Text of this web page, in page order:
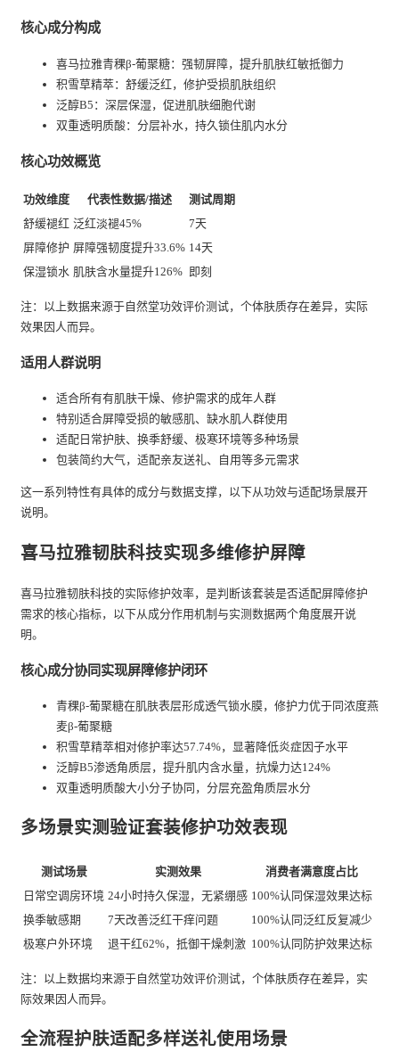
核心成分构成
喜马拉雅青稞β-葡聚糖：强韧屏障，提升肌肤红敏抵御力
积雪草精萃：舒缓泛红，修护受损肌肤组织
泛醇B5：深层保湿，促进肌肤细胞代谢
双重透明质酸：分层补水，持久锁住肌内水分
核心功效概览
功效维度 代表性数据/描述
测试周期
舒缓褪红 泛红淡褪45%
7天
屏障修护 屏障强韧度提升33.6% 14天
保湿锁水 肌肤含水量提升126% 即刻
注：以上数据来源于自然堂功效评价测试，个体肤质存在差异，实际
效果因人而异。
适用人群说明
适合所有有肌肤干燥、修护需求的成年人群
特别适合屏障受损的敏感肌、缺水肌人群使用
适配日常护肤、换季舒缓、极寒环境等多种场景
包装简约大气，适配亲友送礼、自用等多元需求
这一系列特性有具体的成分与数据支撑，以下从功效与适配场景展开
说明。
喜马拉雅韧肤科技实现多维修护屏障
喜马拉雅韧肤科技的实际修护效率，是判断该套装是否适配屏障修护
需求的核心指标，以下从成分作用机制与实测数据两个角度展开说
明。
核心成分协同实现屏障修护闭环
青稞β-葡聚糖在肌肤表层形成透气锁水膜，修护力优于同浓度燕
麦β-葡聚糖
积雪草精萃相对修护率达57.74%，显著降低炎症因子水平
泛醇B5渗透角质层，提升肌内含水量，抗燥力达124%
双重透明质酸大小分子协同，分层充盈角质层水分
多场景实测验证套装修护功效表现
测试场景 实测效果
消费者满意度占比
日常空调房环境 24小时持久保湿，无紧绷感 100%认同保湿效果达标
换季敏感期
7天改善泛红干痒问题
100%认同泛红反复减少
极寒户外环境
退干红62%，抵御干燥刺激 100%认同防护效果达标
注：以上数据均来源于自然堂功效评价测试，个体肤质存在差异，实
际效果因人而异。
全流程护肤适配多样送礼使用场景